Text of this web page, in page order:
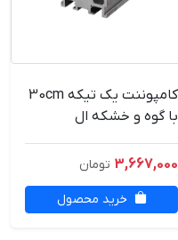
کامپوننت یک تیکه 30cm
با گوه و خشکه ال
3,667,000 تومان
خرید محصول